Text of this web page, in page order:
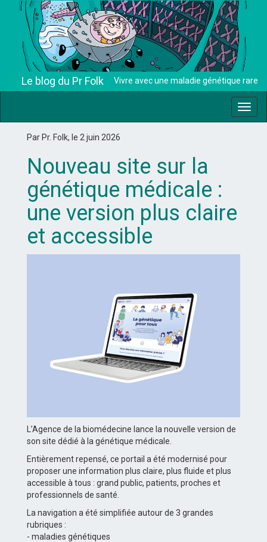
Le blog du Pr Folk Vivre avec une maladie génétique rare
Par Pr. Folk, le 2 juin 2026
Nouveau site sur la
génétique médicale :
une version plus claire
et accessible
L’Agence de la biomédecine lance la nouvelle version de
son site dédié à la génétique médicale.
Entièrement repensé, ce portail a été modernisé pour
proposer une information plus claire, plus fluide et plus
accessible à tous : grand public, patients, proches et
professionnels de santé.
La navigation a été simplifiée autour de 3 grandes
rubriques :
- maladies génétiques